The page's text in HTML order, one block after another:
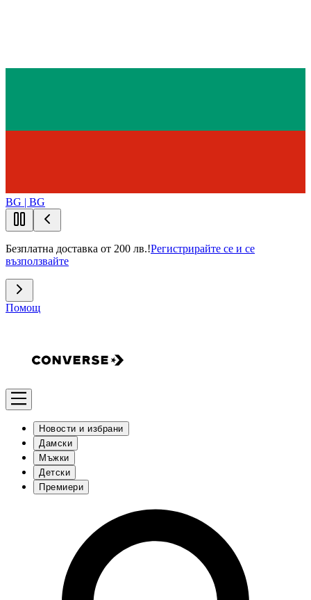
BG | BG
Безплатна доставка от 200 лв.!Регистрирайте се и се
възползвайте
Помощ
Новости и избрани
Дамски
Мъжки
Детски
Премиери